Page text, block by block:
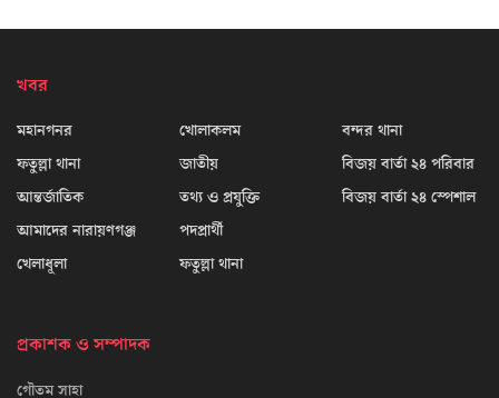
খবর
মহানগনর
ফতুল্লা থানা
আন্তর্জাতিক
আমাদের নারায়ণগঞ্জ
খেলাধূলা
খোলাকলম
জাতীয়
তথ্য ও প্রযুক্তি
পদপ্রার্থী
ফতুল্লা থানা
বন্দর থানা
বিজয় বার্তা ২৪ পরিবার
বিজয় বার্তা ২৪ স্পেশাল
প্রকাশক ও সম্পাদক
গৌতম সাহা